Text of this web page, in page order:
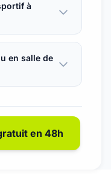
à
en salle de
en 48h